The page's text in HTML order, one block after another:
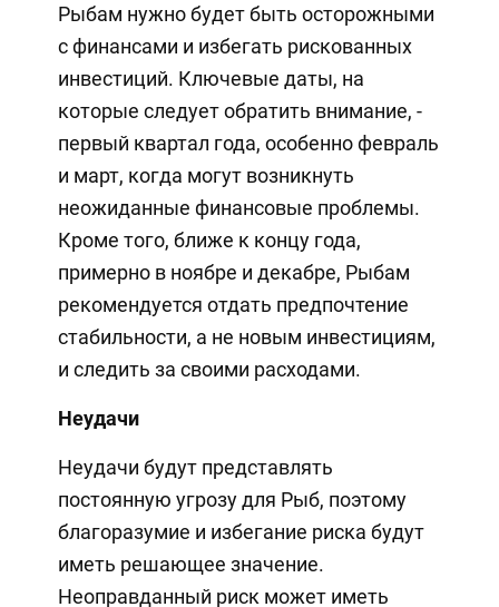
Рыбам нужно будет быть осторожными
с финансами и избегать рискованных
инвестиций. Ключевые даты, на
которые следует обратить внимание, -
первый квартал года, особенно февраль
и март, когда могут возникнуть
неожиданные финансовые проблемы.
Кроме того, ближе к концу года,
примерно в ноябре и декабре, Рыбам
рекомендуется отдать предпочтение
стабильности, а не новым инвестициям,
и следить за своими расходами.
Неудачи
Неудачи будут представлять
постоянную угрозу для Рыб, поэтому
благоразумие и избегание риска будут
иметь решающее значение.
Неоправданный риск может иметь